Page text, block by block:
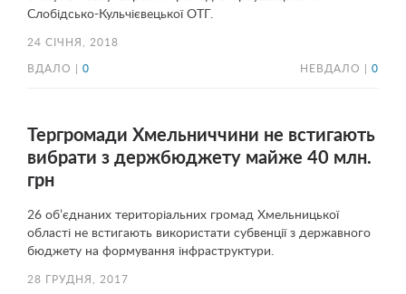
Слобідсько-Кульчієвецької ОТГ.
24 СІЧНЯ, 2018
ВДАЛО | 0 НЕВДАЛО | 0
Тергромади Хмельниччини не встигають
вибрати з держбюджету майже 40 млн.
грн
26 об’єднаних територіальних громад Хмельницької
області не встигають використати субвенції з державного
бюджету на формування інфраструктури.
28 ГРУДНЯ, 2017